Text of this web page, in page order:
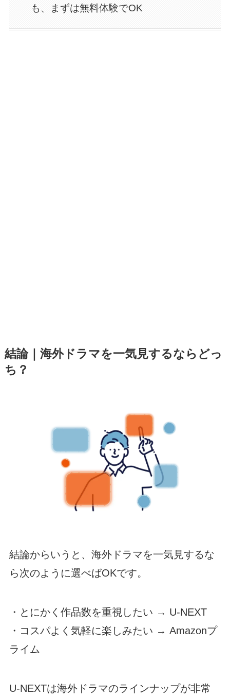
も、まずは無料体験でOK
結論｜海外ドラマを一気見するならどっ
ち？
結論からいうと、海外ドラマを一気見するな
ら次のように選べばOKです。
・とにかく作品数を重視したい → U-NEXT
・コスパよく気軽に楽しみたい → Amazonプ
ライム
U-NEXTは海外ドラマのラインナップが非常